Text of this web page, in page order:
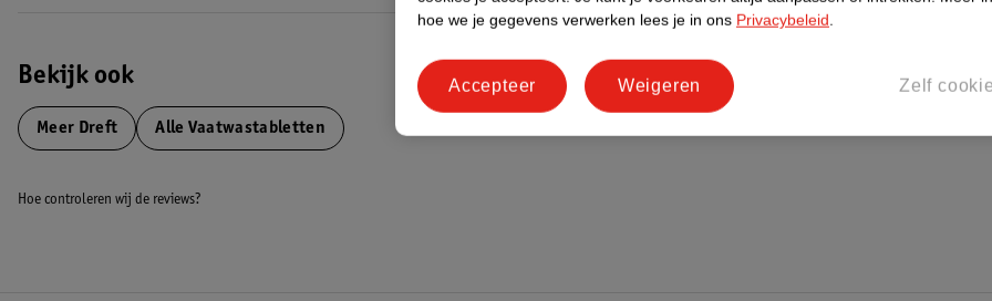
Alleen met droge handen hanteren. De capsule niet openen of doorprikken. Sluit de zak na elk gebruik goed af.
Bekijk ook
Meer Dreft Alle Vaatwastabletten
Hoe controleren wij de reviews?
hoe we je gegevens verwerken lees je in ons Privacybeleid.
Zelf
Weigeren
Accepteer